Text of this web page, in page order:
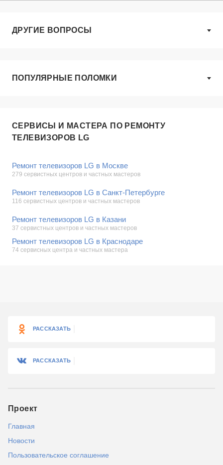
ДРУГИЕ ВОПРОСЫ
ПОПУЛЯРНЫЕ ПОЛОМКИ
СЕРВИСЫ И МАСТЕРА ПО РЕМОНТУ
ТЕЛЕВИЗОРОВ LG
Ремонт телевизоров LG в Москве
279 сервистных центров и частных мастеров
Ремонт телевизоров LG в Санкт-Петербурге
116 сервистных центров и частных мастеров
Ремонт телевизоров LG в Казани
37 сервистных центров и частных мастеров
Ремонт телевизоров LG в Краснодаре
74 сервисных центра и частных мастера
РАССКАЗАТЬ
РАССКАЗАТЬ
Проект
Главная
Новости
Пользовательское соглашение